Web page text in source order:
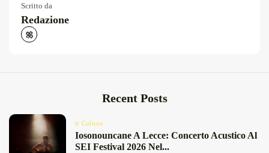
Scritto da
Redazione
Recent Posts
Cultura
Iosonouncane A Lecce: Concerto Acustico Al
SEI Festival 2026 Nel...